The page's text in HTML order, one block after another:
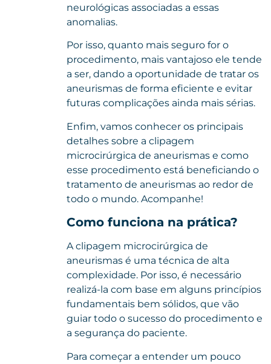
neurológicas associadas a essas
anomalias.
Por isso, quanto mais seguro for o
procedimento, mais vantajoso ele tende
a ser, dando a oportunidade de tratar os
aneurismas de forma eficiente e evitar
futuras complicações ainda mais sérias.
Enfim, vamos conhecer os principais
detalhes sobre a clipagem
microcirúrgica de aneurismas e como
esse procedimento está beneficiando o
tratamento de aneurismas ao redor de
todo o mundo. Acompanhe!
Como funciona na prática?
A clipagem microcirúrgica de
aneurismas é uma técnica de alta
complexidade. Por isso, é necessário
realizá-la com base em alguns princípios
fundamentais bem sólidos, que vão
guiar todo o sucesso do procedimento e
a segurança do paciente.
Para começar a entender um pouco